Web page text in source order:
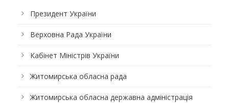
Президент України
Верховна Рада України
Кабінет Міністрів України
Житомирська обласна рада
Житомирська обласна державна адміністрація